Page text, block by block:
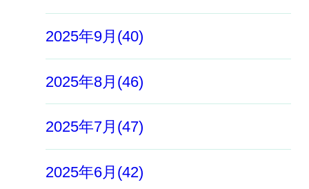
2025年9月(40)
2025年8月(46)
2025年7月(47)
2025年6月(42)